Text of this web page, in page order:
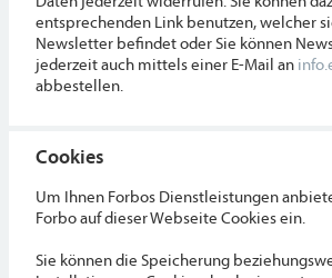
entsprechenden Link benutzen, welcher
Newsletter befindet oder Sie können
jederzeit auch mittels einer E-Mail an
abbestellen.
Cookies
Um Ihnen Forbos Dienstleistungen
Forbo auf dieser Webseite Cookies ein.
Sie können die Speicherung